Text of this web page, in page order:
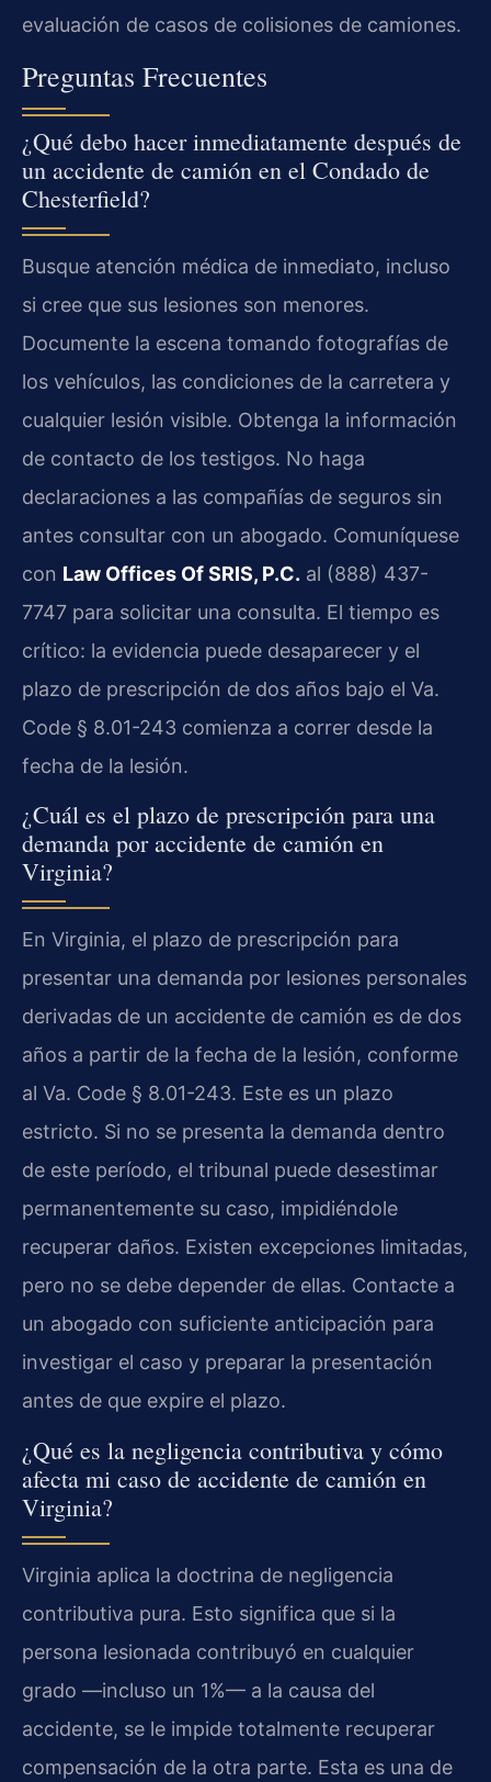
evaluación de casos de colisiones de camiones.
Preguntas Frecuentes
¿Qué debo hacer inmediatamente después de
un accidente de camión en el Condado de
Chesterfield?
Busque atención médica de inmediato, incluso
si cree que sus lesiones son menores.
Documente la escena tomando fotografías de
los vehículos, las condiciones de la carretera y
cualquier lesión visible. Obtenga la información
de contacto de los testigos. No haga
declaraciones a las compañías de seguros sin
antes consultar con un abogado. Comuníquese
con Law Offices Of SRIS, P.C. al (888) 437-
7747 para solicitar una consulta. El tiempo es
crítico: la evidencia puede desaparecer y el
plazo de prescripción de dos años bajo el Va.
Code § 8.01-243 comienza a correr desde la
fecha de la lesión.
¿Cuál es el plazo de prescripción para una
demanda por accidente de camión en
Virginia?
En Virginia, el plazo de prescripción para
presentar una demanda por lesiones personales
derivadas de un accidente de camión es de dos
años a partir de la fecha de la lesión, conforme
al Va. Code § 8.01-243. Este es un plazo
estricto. Si no se presenta la demanda dentro
de este período, el tribunal puede desestimar
permanentemente su caso, impidiéndole
recuperar daños. Existen excepciones limitadas,
pero no se debe depender de ellas. Contacte a
un abogado con suficiente anticipación para
investigar el caso y preparar la presentación
antes de que expire el plazo.
¿Qué es la negligencia contributiva y cómo
afecta mi caso de accidente de camión en
Virginia?
Virginia aplica la doctrina de negligencia
contributiva pura. Esto significa que si la
persona lesionada contribuyó en cualquier
grado —incluso un 1%— a la causa del
accidente, se le impide totalmente recuperar
compensación de la otra parte. Esta es una de